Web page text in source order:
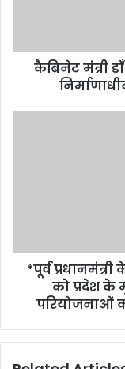
कैबिनेट मंत्री
*पूर्व
को प्रदेश के
परियोजनाओं